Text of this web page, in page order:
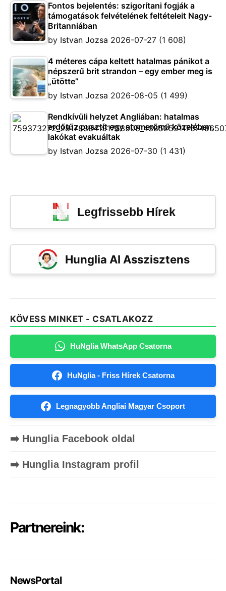
Fontos bejelentés: szigorítani fogják a
támogatások felvételének feltételeit Nagy-
Britanniában
by Istvan Jozsa 2026-07-27 (1 608)
4 méteres cápa keltett hatalmas pánikot a
népszerű brit strandon – egy ember meg is
„ütötte”
by Istvan Jozsa 2026-08-05 (1 499)
Rendkívüli helyzet Angliában: hatalmas
erdőtűz pusztít egy atomerőmű közelében,
lakókat evakuáltak
by Istvan Jozsa 2026-07-30 (1 431)
Legfrissebb Hírek
Hunglia AI Asszisztens
KÖVESS MINKET - CSATLAKOZZ
HuNglia WhatsApp Csatorna
HuNglia - Friss Hírek Csatorna
Legnagyobb Angliai Magyar Csoport
➡️ Hunglia Facebook oldal
➡️ Hunglia Instagram profil
Partnereink:
NewsPortal